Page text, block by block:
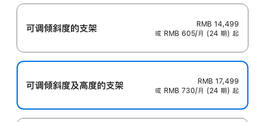
可调倾斜度的支架
RMB 14,499
或 RMB 605/月 (24 期) 起
可调倾斜度及高‍度的支‍架
RMB 17,499
或 RMB 730/月 (24 期) 起